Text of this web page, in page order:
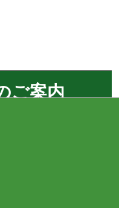
ご案内